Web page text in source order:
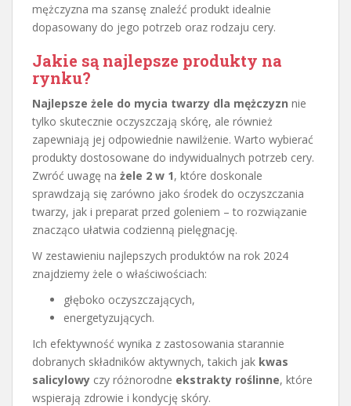
mężczyzna ma szansę znaleźć produkt idealnie
dopasowany do jego potrzeb oraz rodzaju cery.
Jakie są najlepsze produkty na
rynku?
Najlepsze żele do mycia twarzy dla mężczyzn nie
tylko skutecznie oczyszczają skórę, ale również
zapewniają jej odpowiednie nawilżenie. Warto wybierać
produkty dostosowane do indywidualnych potrzeb cery.
Zwróć uwagę na żele 2 w 1, które doskonale
sprawdzają się zarówno jako środek do oczyszczania
twarzy, jak i preparat przed goleniem – to rozwiązanie
znacząco ułatwia codzienną pielęgnację.
W zestawieniu najlepszych produktów na rok 2024
znajdziemy żele o właściwościach:
głęboko oczyszczających,
energetyzujących.
Ich efektywność wynika z zastosowania starannie
dobranych składników aktywnych, takich jak kwas
salicylowy czy różnorodne ekstrakty roślinne, które
wspierają zdrowie i kondycję skóry.